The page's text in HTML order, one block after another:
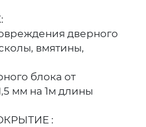
дверного
вмятины,
блока от
мм на 1м длины
: